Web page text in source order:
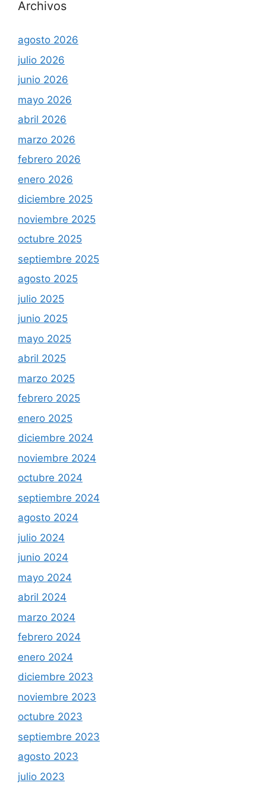
Archivos
agosto 2026
julio 2026
junio 2026
mayo 2026
abril 2026
marzo 2026
febrero 2026
enero 2026
diciembre 2025
noviembre 2025
octubre 2025
septiembre 2025
agosto 2025
julio 2025
junio 2025
mayo 2025
abril 2025
marzo 2025
febrero 2025
enero 2025
diciembre 2024
noviembre 2024
octubre 2024
septiembre 2024
agosto 2024
julio 2024
junio 2024
mayo 2024
abril 2024
marzo 2024
febrero 2024
enero 2024
diciembre 2023
noviembre 2023
octubre 2023
septiembre 2023
agosto 2023
julio 2023